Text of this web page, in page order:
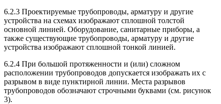
6.2.3 Проектируемые трубопроводы, арматуру и другие
устройства на схемах изображают сплошной толстой
основной линией. Оборудование, санитарные приборы, а
также существующие трубопроводы, арматуру и другие
устройства изображают сплошной тонкой линией.
6.2.4 При большой протяженности и (или) сложном
расположении трубопроводов допускается изображать их с
разрывом в виде пунктирной линии. Места разрывов
трубопроводов обозначают строчными буквами (см. рисунок
3).